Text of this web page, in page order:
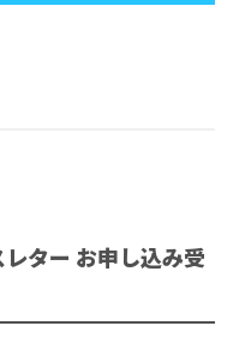
ター お申し込み受